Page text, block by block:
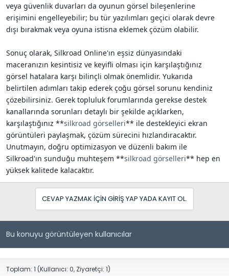
veya güvenlik duvarları da oyunun görsel bileşenlerine
erişimini engelleyebilir; bu tür yazılımları geçici olarak devre
dışı bırakmak veya oyuna istisna eklemek çözüm olabilir.
Sonuç olarak, Silkroad Online'ın eşsiz dünyasındaki
maceranızın kesintisiz ve keyifli olması için karşılaştığınız
görsel hatalara karşı bilinçli olmak önemlidir. Yukarıda
belirtilen adımları takip ederek çoğu görsel sorunu kendiniz
çözebilirsiniz. Gerek topluluk forumlarında gerekse destek
kanallarında sorunları detaylı bir şekilde açıklarken,
karşılaştığınız **silkroad görselleri** ile destekleyici ekran
görüntüleri paylaşmak, çözüm sürecini hızlandıracaktır.
Unutmayın, doğru optimizasyon ve düzenli bakım ile
Silkroad'ın sunduğu muhteşem **silkroad görselleri** hep en
yüksek kalitede kalacaktır.
CEVAP YAZMAK IÇIN GIRIŞ YAP YADA KAYIT OL.
Bu konuyu görüntüleyen kullanıcılar
Toplam: 1 (Kullanıcı: 0, Ziyaretçi: 1)